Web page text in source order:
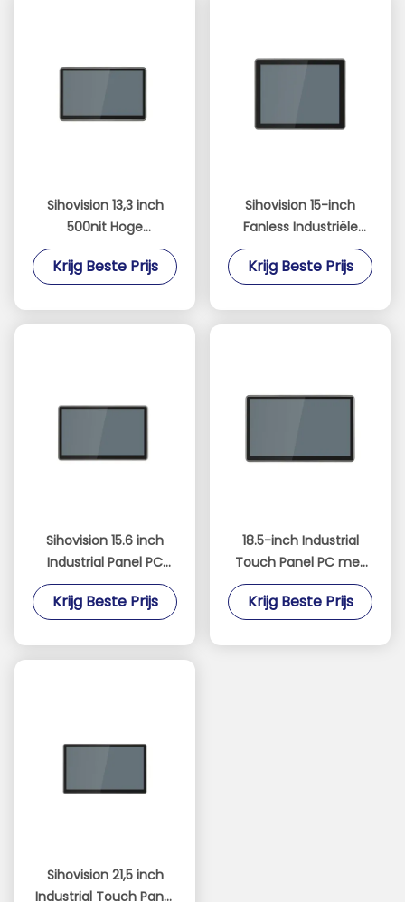
Sihovision 13,3 inch
500nit Hoge
Helderheid 10-punts
Capacitief
Industrieel Paneel PC
Krijg Beste Prijs
Sihovision 15-inch
Fanless Industriële
Touch Panel PC met
Dual 2.5GbE LAN en
Krijg Beste Prijs
Sihovision 15.6 inch
Industrial Panel PC
met 10 Point
Capacitive Touch
Housing en 8GB RAM
Krijg Beste Prijs
18.5-inch Industrial
Touch Panel PC met
ventilatorloos ontwerp
en IP65 waterdichtheid
Krijg Beste Prijs
Sihovision 21,5 inch
Industrial Touch Panel